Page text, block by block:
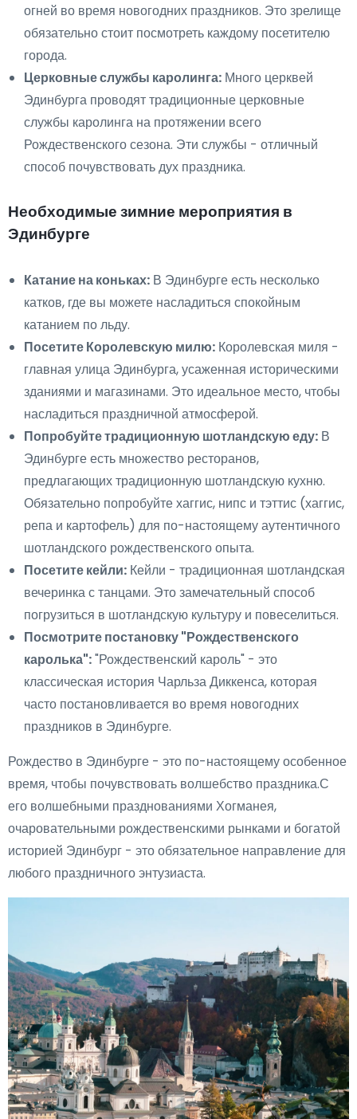
огней во время новогодних праздников. Это зрелище
обязательно стоит посмотреть каждому посетителю
города.
Церковные службы каролинга: Много церквей
Эдинбурга проводят традиционные церковные
службы каролинга на протяжении всего
Рождественского сезона. Эти службы - отличный
способ почувствовать дух праздника.
Необходимые зимние мероприятия в
Эдинбурге
Катание на коньках: В Эдинбурге есть несколько
катков, где вы можете насладиться спокойным
катанием по льду.
Посетите Королевскую милю: Королевская миля -
главная улица Эдинбурга, усаженная историческими
зданиями и магазинами. Это идеальное место, чтобы
насладиться праздничной атмосферой.
Попробуйте традиционную шотландскую еду: В
Эдинбурге есть множество ресторанов,
предлагающих традиционную шотландскую кухню.
Обязательно попробуйте хаггис, нипс и тэттис (хаггис,
репа и картофель) для по-настоящему аутентичного
шотландского рождественского опыта.
Посетите кейли: Кейли - традиционная шотландская
вечеринка с танцами. Это замечательный способ
погрузиться в шотландскую культуру и повеселиться.
Посмотрите постановку "Рождественского
каролька":"Рождественский кароль" - это
классическая история Чарльза Диккенса, которая
часто постановливается во время новогодних
праздников в Эдинбурге.
Рождество в Эдинбурге - это по-настоящему особенное
время, чтобы почувствовать волшебство праздника.С
его волшебными празднованиями Хогманея,
очаровательными рождественскими рынками и богатой
историей Эдинбург - это обязательное направление для
любого праздничного энтузиаста.